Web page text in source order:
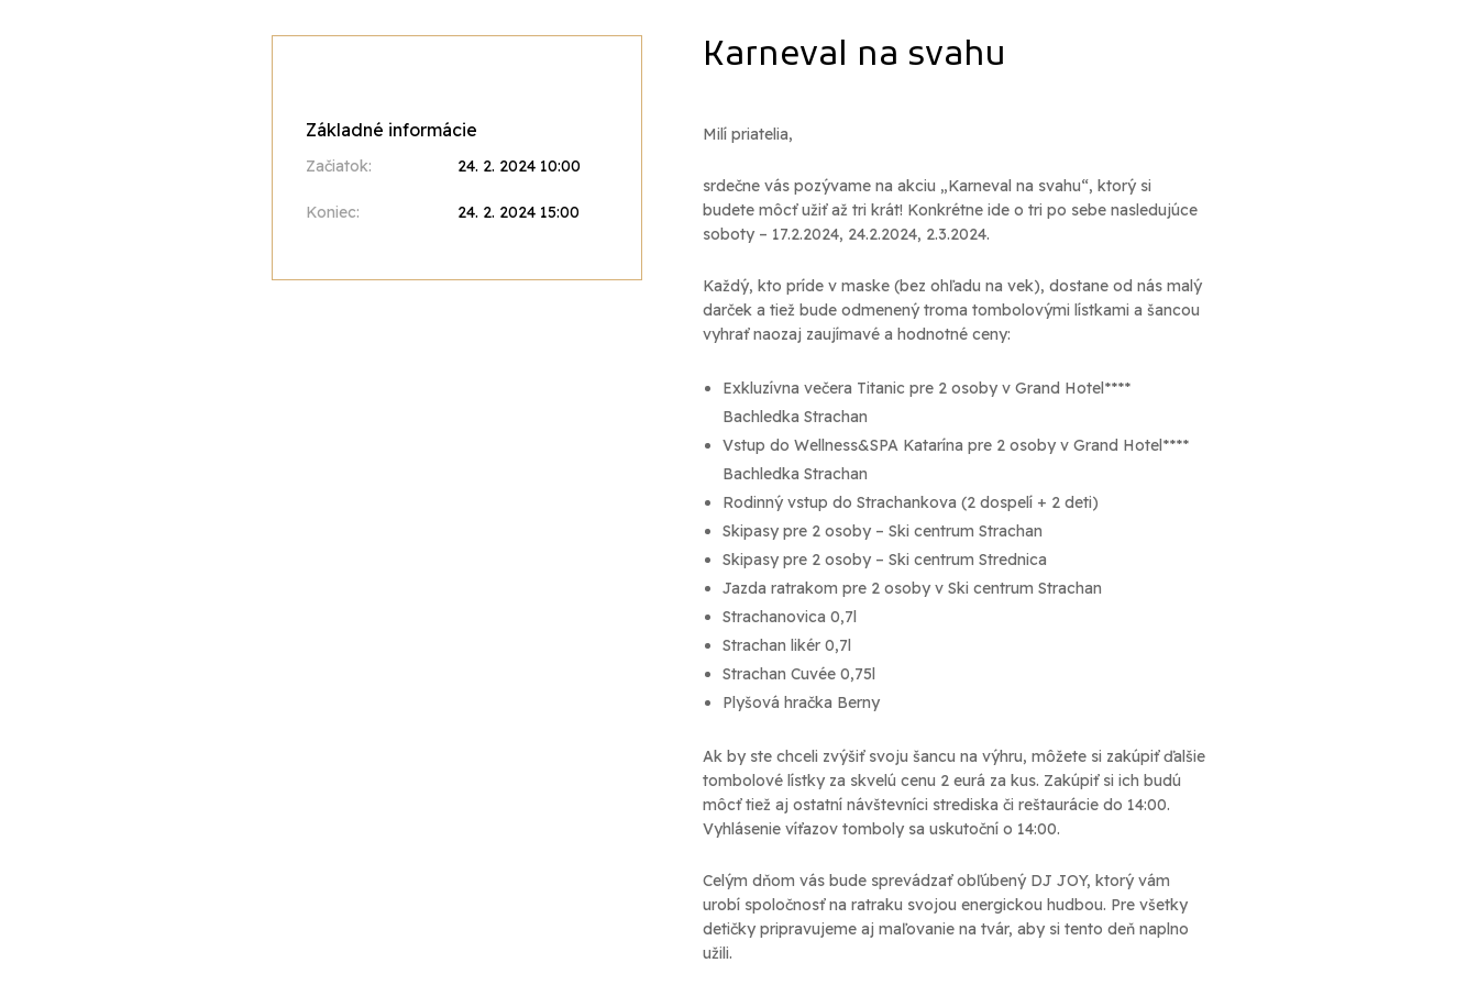
Základné informácie
Začiatok: 24. 2. 2024 10:00
Koniec: 24. 2. 2024 15:00
Karneval na svahu
Milí priatelia,
srdečne vás pozývame na akciu „Karneval na svahu“, ktorý si
budete môcť užiť až tri krát! Konkrétne ide o tri po sebe nasledujúce
soboty – 17.2.2024, 24.2.2024, 2.3.2024.
Každý, kto príde v maske (bez ohľadu na vek), dostane od nás malý
darček a tiež bude odmenený troma tombolovými lístkami a šancou
vyhrať naozaj zaujímavé a hodnotné ceny:
Exkluzívna večera Titanic pre 2 osoby v Grand Hotel****
Bachledka Strachan
Vstup do Wellness&SPA Katarína pre 2 osoby v Grand Hotel****
Bachledka Strachan
Rodinný vstup do Strachankova (2 dospelí + 2 deti)
Skipasy pre 2 osoby – Ski centrum Strachan
Skipasy pre 2 osoby – Ski centrum Strednica
Jazda ratrakom pre 2 osoby v Ski centrum Strachan
Strachanovica 0,7l
Strachan likér 0,7l
Strachan Cuvée 0,75l
Plyšová hračka Berny
Ak by ste chceli zvýšiť svoju šancu na výhru, môžete si zakúpiť ďalšie
tombolové lístky za skvelú cenu 2 eurá za kus. Zakúpiť si ich budú
môcť tiež aj ostatní návštevníci strediska či reštaurácie do 14:00.
Vyhlásenie víťazov tomboly sa uskutoční o 14:00.
Celým dňom vás bude sprevádzať obľúbený DJ JOY, ktorý vám
urobí spoločnosť na ratraku svojou energickou hudbou. Pre všetky
detičky pripravujeme aj maľovanie na tvár, aby si tento deň naplno
užili.